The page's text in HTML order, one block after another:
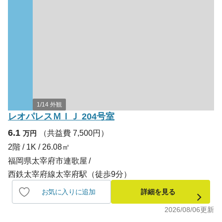
1/14 外観
レオパレスＭＩＪ 204号室
6.1 万円
（共益費 7,500円）
2階 / 1K / 26.08㎡
福岡県太宰府市連歌屋
西鉄太宰府線太宰府駅（徒歩9分）
お気に入りに追加 詳細を見る
2026/08/06更新